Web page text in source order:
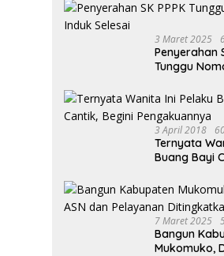
3 Maret 2025
Penyerahan
Tunggu
3 April 2018
Ternyata
Buang Bayi
7 Maret 2025
Bangun
Mukomuko,